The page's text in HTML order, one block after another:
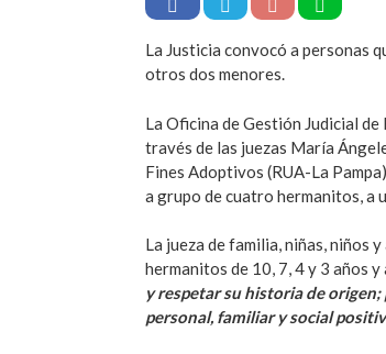
La Justicia convocó a personas
otros dos menores.
La Oficina de Gestión Judicial
través de las juezas María
Fines Adoptivos (RUA-La
a grupo de cuatro hermanitos, a
La jueza de familia, niñas, niños
hermanitos de 10, 7, 4 y 3 años y
y respetar su historia de
personal, familiar y social